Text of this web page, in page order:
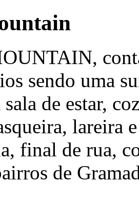
sendo uma
de estar,
lareira
final de rua,
de